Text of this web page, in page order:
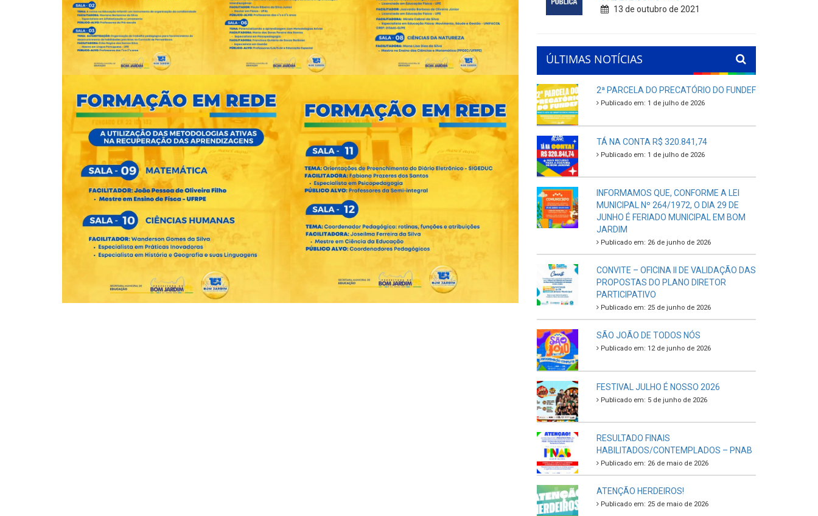
13 de outubro de 2021
ÚLTIMAS NOTÍCIAS
2ª PARCELA DO PRECATÓRIO DO FUNDEF
Publicado em: 1 de julho de 2026
TÁ NA CONTA R$ 320.841,74
Publicado em: 1 de julho de 2026
INFORMAMOS QUE, CONFORME A LEI
MUNICIPAL Nº 264/1972, O DIA 29 DE
JUNHO É FERIADO MUNICIPAL EM BOM
JARDIM
Publicado em: 26 de junho de 2026
CONVITE – OFICINA II DE VALIDAÇÃO DAS
PROPOSTAS DO PLANO DIRETOR
PARTICIPATIVO
Publicado em: 25 de junho de 2026
SÃO JOÃO DE TODOS NÓS
Publicado em: 12 de junho de 2026
FESTIVAL JULHO É NOSSO 2026
Publicado em: 5 de junho de 2026
RESULTADO FINAIS
HABILITADOS/CONTEMPLADOS – PNAB
Publicado em: 26 de maio de 2026
ATENÇÃO HERDEIROS!
Publicado em: 25 de maio de 2026